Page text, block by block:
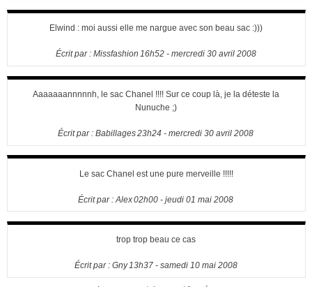
Elwind : moi aussi elle me nargue avec son beau sac :)))
Écrit par : Missfashion 16h52- mercredi 30 avril 2008
Aaaaaaannnnnh, le sac Chanel !!!! Sur ce coup là, je la déteste la
Nunuche ;)
Écrit par :Babillages23h24 -mercredi 30 avril 2008
Le sac Chanel est une pure merveille !!!!!
Écrit par :Alex02h00 -jeudi 01 mai 2008
trop trop beau ce cas
Écrit par : Gny13h37- samedi 10 mai 2008